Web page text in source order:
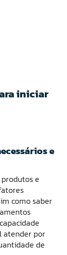
iniciar
e
e
como saber
atender por
de